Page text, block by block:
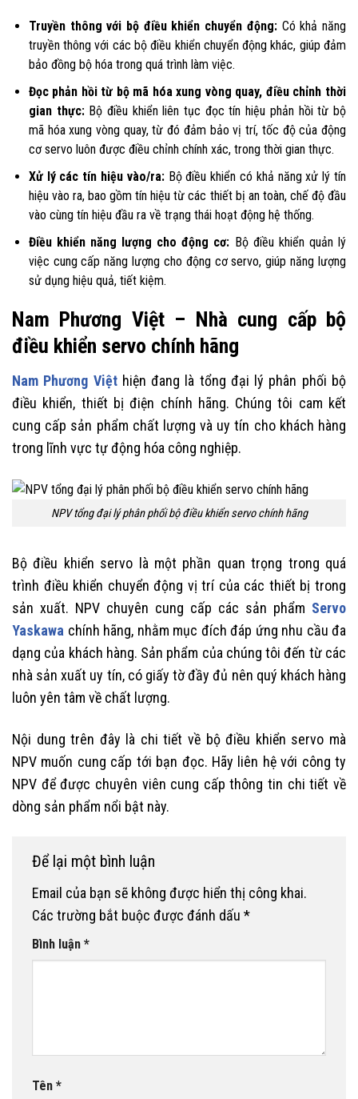
Truyền thông với bộ điều khiển chuyển động:Có khả năng
truyền thông với các bộ điều khiển chuyển động khác, giúp đảm
bảo đồng bộ hóa trong quá trình làm việc.
Đọc phản hồi từ bộ mã hóa xung vòng quay, điều chỉnh thời
gian thực:Bộ điều khiển liên tục đọc tín hiệu phản hồi từ bộ
mã hóa xung vòng quay, từ đó đảm bảo vị trí, tốc độ của động
cơ servo luôn được điều chỉnh chính xác, trong thời gian thực.
Xử lý các tín hiệu vào/ra:Bộ điều khiển có khả năng xử lý tín
hiệu vào ra, bao gồm tín hiệu từ các thiết bị an toàn, chế độ đầu
vào cùng tín hiệu đầu ra về trạng thái hoạt động hệ thống.
Điều khiển năng lượng cho động cơ: Bộ điều khiển quản lý
việc cung cấp năng lượng cho động cơ servo, giúp năng lượng
sử dụng hiệu quả, tiết kiệm.
Nam Phương Việt – Nhà cung cấp bộ
điều khiển servo chính hãng
Nam Phương Việthiện đang là tổng đại lý phân phối bộ
điều khiển, thiết bị điện chính hãng. Chúng tôi cam kết
cung cấp sản phẩm chất lượng và uy tín cho khách hàng
trong lĩnh vực tự động hóa công nghiệp.
NPV tổng đại lý phân phối bộ điều khiển servo chính hãng
Bộ điều khiển servo là một phần quan trọng trong quá
trình điều khiển chuyển động vị trí của các thiết bị trong
sản xuất. NPV chuyên cung cấp các sản phẩm Servo
Yaskawa chính hãng, nhằm mục đích đáp ứng nhu cầu đa
dạng của khách hàng. Sản phẩm của chúng tôi đến từ các
nhà sản xuất uy tín, có giấy tờ đầy đủ nên quý khách hàng
luôn yên tâm về chất lượng.
Nội dung trên đây là chi tiết về bộ điều khiển servo mà
NPV muốn cung cấp tới bạn đọc. Hãy liên hệ với công ty
NPV để được chuyên viên cung cấp thông tin chi tiết về
dòng sản phẩm nổi bật này.
Để lại một bình luận
Email của bạn sẽ không được hiển thị công khai.
Các trường bắt buộc được đánh dấu *
Bình luận *
Tên *